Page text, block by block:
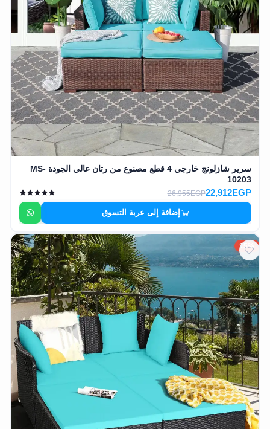
سرير شازلونج خارجي 4 قطع مصنوع من رتان عالي الجودة MS-
10203
22,912EGP
26,955EGP
إضافة إلى عربة التسوق
15%